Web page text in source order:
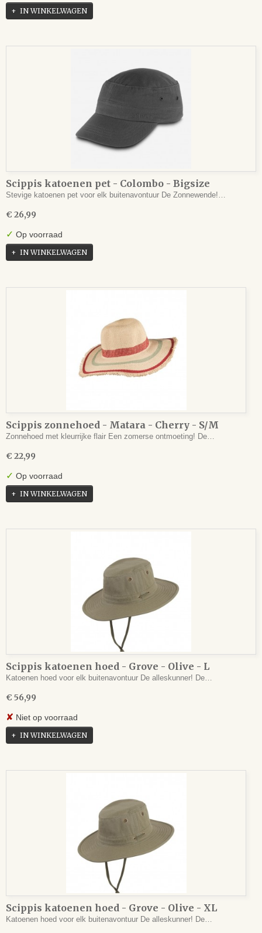
IN WINKELWAGEN
Scippis katoenen pet - Colombo - Bigsize
Stevige katoenen pet voor elk buitenavontuur De Zonnewende!…
€ 26,99
✓ Op voorraad
IN WINKELWAGEN
Scippis zonnehoed - Matara - Cherry - S/M
Zonnehoed met kleurrijke flair Een zomerse ontmoeting! De…
€ 22,99
✓ Op voorraad
IN WINKELWAGEN
Scippis katoenen hoed - Grove - Olive - L
Katoenen hoed voor elk buitenavontuur De alleskunner! De…
€ 56,99
✘ Niet op voorraad
IN WINKELWAGEN
Scippis katoenen hoed - Grove - Olive - XL
Katoenen hoed voor elk buitenavontuur De alleskunner! De…